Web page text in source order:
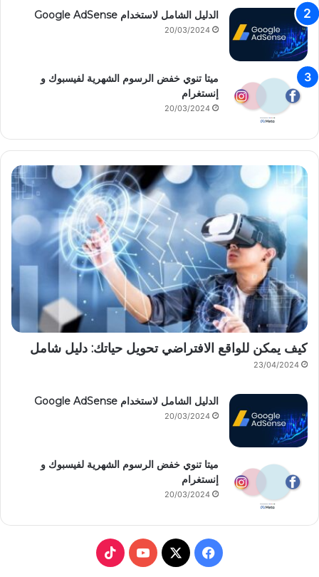
الدليل الشامل لاستخدام Google AdSense
20/03/2024
ميتا تنوي خفض الرسوم الشهرية لفيسبوك و
إنستغرام
20/03/2024
كيف يمكن للواقع الافتراضي تحويل حياتك: دليل شامل
23/04/2024
الدليل الشامل لاستخدام Google AdSense
20/03/2024
ميتا تنوي خفض الرسوم الشهرية لفيسبوك و
إنستغرام
20/03/2024
F
X
Y
T